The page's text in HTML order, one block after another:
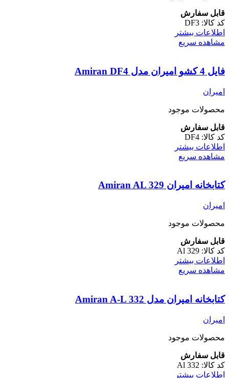
قابل سفارش
کد کالا: DF3
اطلاعات بیشتر
مشاهده سریع
فایل 4 کشو امیران مدل Amiran DF4
امیران
محصولات موجود
قابل سفارش
کد کالا: DF4
اطلاعات بیشتر
مشاهده سریع
کتابخانه امیران Amiran AL 329
امیران
محصولات موجود
قابل سفارش
کد کالا: Al 329
اطلاعات بیشتر
مشاهده سریع
کتابخانه امیران مدل Amiran A-L 332
امیران
محصولات موجود
قابل سفارش
کد کالا: Al 332
اطلاعات بیشتر